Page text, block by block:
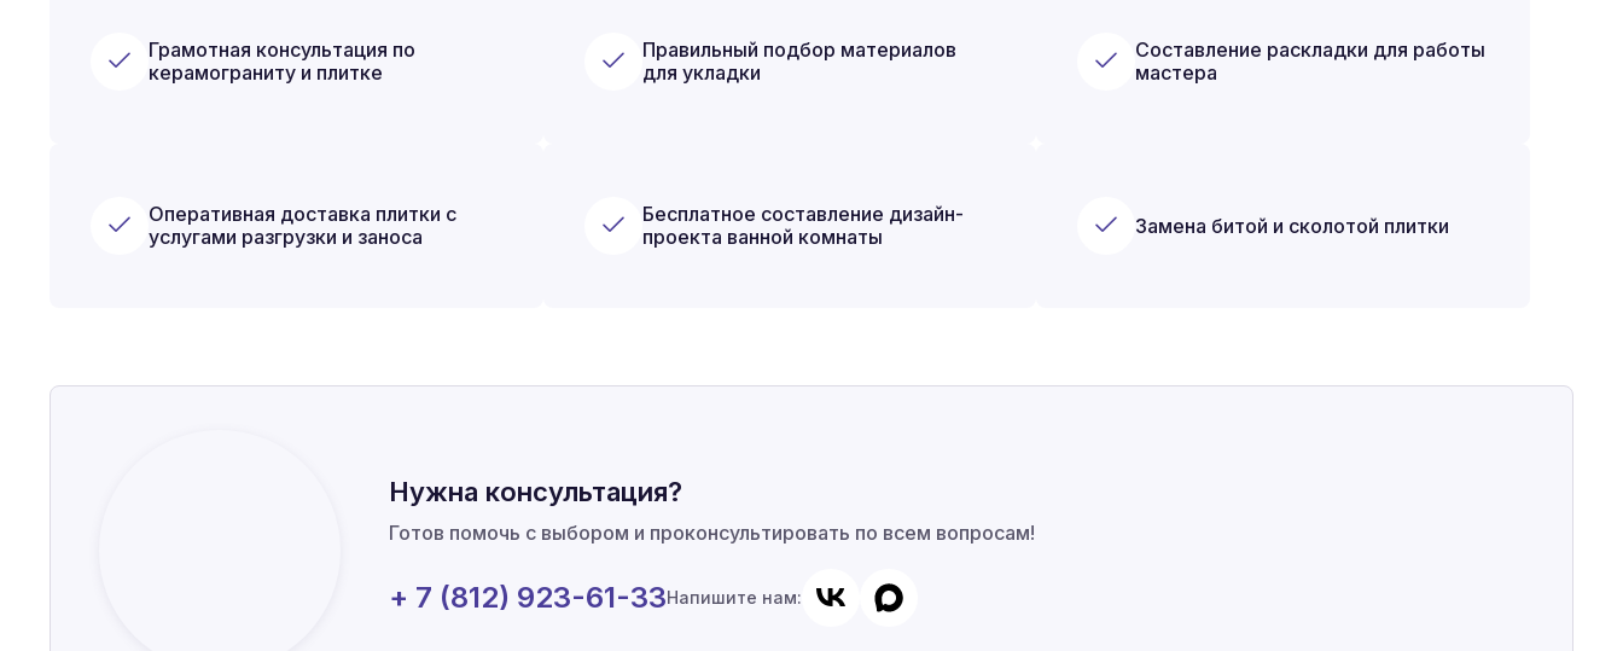
Грамотная консультация по
керамограниту и плитке
Правильный подбор материалов
для укладки
Составление раскладки для работы
мастера
Оперативная доставка плитки с
услугами разгрузки и заноса
Бесплатное составление дизайн-
проекта ванной комнаты
Замена битой и сколотой плитки
Нужна консультация?
Готов помочь с выбором и проконсультировать по всем вопросам!
+ 7 (812) 923-61-33Напишите нам: